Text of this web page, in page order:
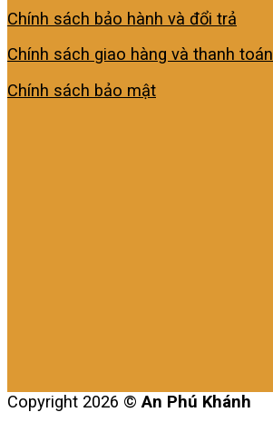
Chính sách bảo hành và đổi trả
Chính sách giao hàng và thanh toán
Chính sách bảo mật
Copyright 2026 ©An Phú Khánh